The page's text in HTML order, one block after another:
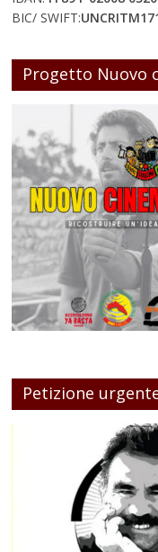
BIC/ SWIFT:
Progetto Nuovo
Petizione